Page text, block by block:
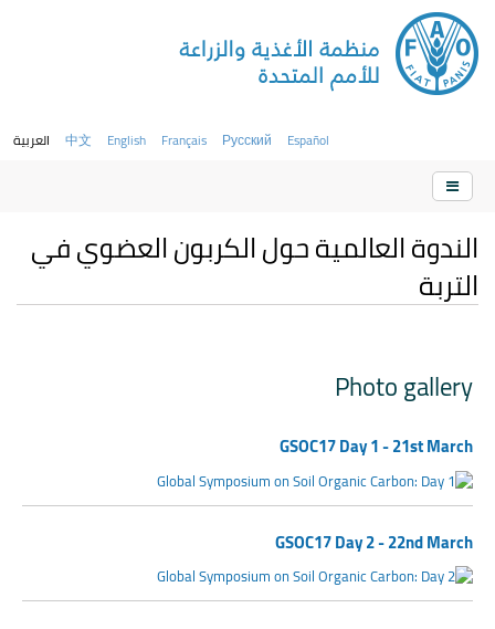
العربية 中文 English Français Русский Español
الندوة العالمية حول الكربون العضوي في
التربة
Photo gallery
GSOC17 Day 1 - 21st March
GSOC17 Day 2 - 22nd March